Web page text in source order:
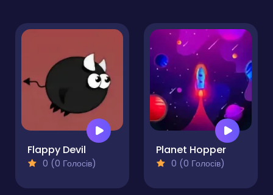
Flappy Devil
0 (0 Голосів)
Planet Hopper
0 (0 Голосів)